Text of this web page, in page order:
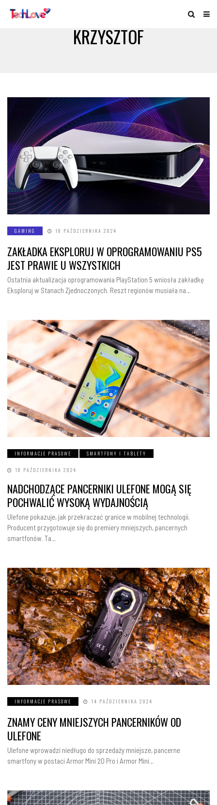
KRZYSZTOF
GAMING 18 PAŹDZIERNIKA 2024
ZAKŁADKA EKSPLORUJ W OPROGRAMOWANIU PS5
JEST PRAWIE U WSZYSTKICH
Ostatnia aktualizacja oprogramowania PlayStation 5 wniosła zakładkę
Eksploruj w Stanach Zjednoczonych. Reszt regionów musiała na…
INFORMACJE PRASOWE SMARTFONY I TABLETY
18 PAŹDZIERNIKA 2024
NADCHODZĄCE PANCERNIKI ULEFONE MOGĄ SIĘ
POCHWALIĆ WYSOKĄ WYDAJNOŚCIĄ
Ulefone pokazuje, jak przekraczać granice w mobilnej technologii.
Producent przygotowuje się do premiery mniejszych, pancernych
smartfonów. Ta…
INFORMACJE PRASOWE 14 PAŹDZIERNIKA 2024
ZNAMY CENY MNIEJSZYCH PANCERNIKÓW OD
ULEFONE
Ulefone wprowadzi niedługo do sprzedaży mniejsze, pancerne
smartfony w postaci Armor Mini 20 Pro i Armor Mini…